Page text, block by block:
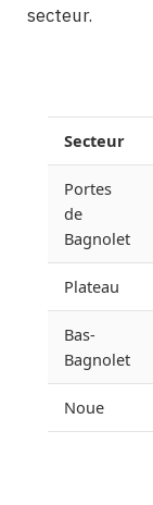
secteur.
Secteur
Portes
de
Bagnolet
Plateau
Bas-
Bagnolet
Noue